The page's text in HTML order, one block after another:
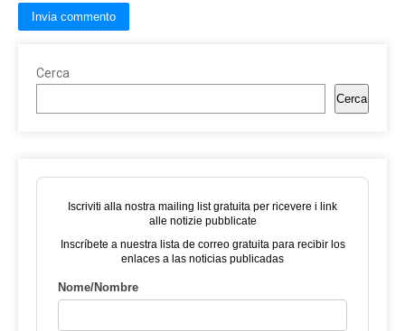
Cerca
Cerca
Iscriviti alla nostra mailing list gratuita per ricevere i link
alle notizie pubblicate
Inscríbete a nuestra lista de correo gratuita para recibir los
enlaces a las noticias publicadas
Nome/Nombre